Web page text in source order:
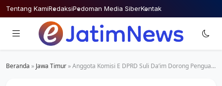
Skip
to
Tentang KamiRedaksiPedoman Media SiberKontak
Beranda » Jawa Timur»Anggota Komisi E DPRD Suli Da’im Dorong Penguatan Kesehatan Mental Sekolah di Jawa Timur